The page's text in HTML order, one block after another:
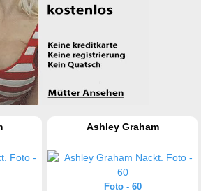
Ashley Graham
Foto - 60